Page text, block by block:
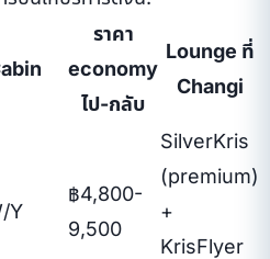
ราคา
economy
ไป-กลับ
Lounge ที่
Changi
Y
฿4,800-
9,500
SilverKris
(premium)
+
KrisFlyer